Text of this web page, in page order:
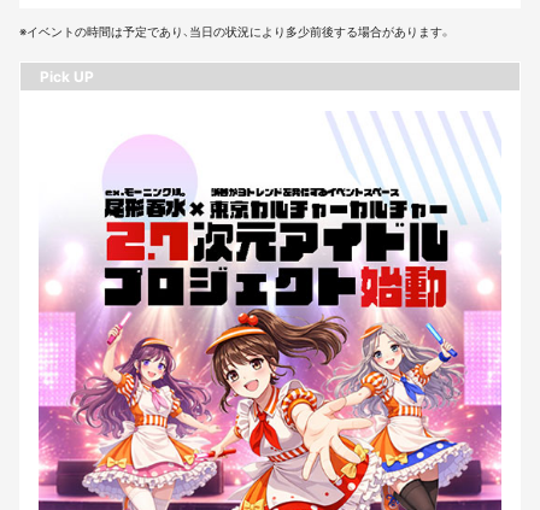
※イベントの時間は予定であり、当日の状況により多少前後する場合があります。
Pick UP